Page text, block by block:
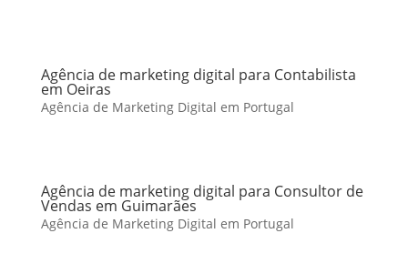
Agência de marketing digital para Contabilista
em Oeiras
Agência de Marketing Digital em Portugal
Agência de marketing digital para Consultor de
Vendas em Guimarães
Agência de Marketing Digital em Portugal